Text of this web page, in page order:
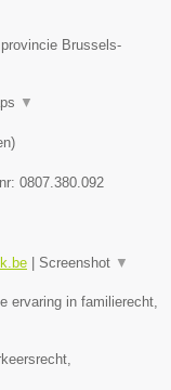
Brussels-
▼
)
0807.380.092
Screenshot ▼
ervaring in familierecht,